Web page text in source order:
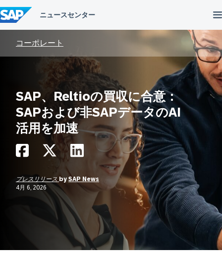
ン
テ
ン
コーポレート
SAP、Reltioの買収に合意：
SAPおよび非SAPデータのAI
活用を加速
プレスリリース by SAP News
4月 6, 2026